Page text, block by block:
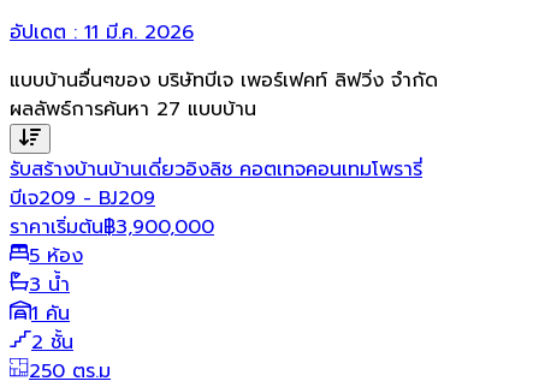
อัปเดต : 11 มี.ค. 2026
แบบบ้านอื่นๆของ บริษัทบีเจ เพอร์เฟคท์ ลิฟวิ่ง จำกัด
ผลลัพธ์การค้นหา 27 แบบบ้าน
รับสร้างบ้านบ้านเดี่ยวอิงลิช คอตเทจคอนเทมโพรารี่
บีเจ209 - BJ209
ราคาเริ่มต้น฿3,900,000
5 ห้อง
3 น้ำ
1 คัน
2 ชั้น
250 ตร.ม